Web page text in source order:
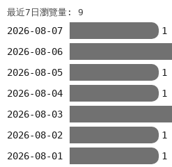
最近7日瀏覽量: 9
2026-08-07
1
2026-08-06
2026-08-05
1
2026-08-04
1
2026-08-03
2026-08-02
1
2026-08-01
1